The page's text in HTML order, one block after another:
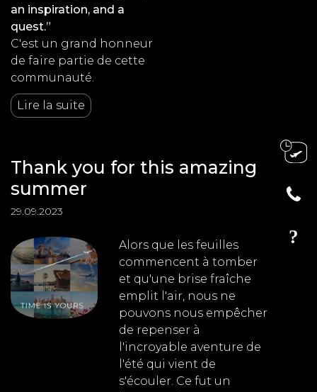
an inspiration, and a
quest.”
C'est un grand honneur
de faire partie de cette
communauté.
Lire la suite
Thank you for this amazing
summer
29.09.2023
Alors que les feuilles
commencent à tomber
et qu'une brise fraîche
emplit l'air, nous ne
pouvons nous empêcher
de repenser à
l'incroyable aventure de
l'été qui vient de
s'écouler. Ce fut un